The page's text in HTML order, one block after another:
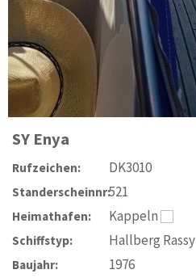
SY Enya
Rufzeichen: DK3010
Standerscheinnr:521
Heimathafen: Kappeln
Schiffstyp: Hallberg Rassy
Baujahr: 1976